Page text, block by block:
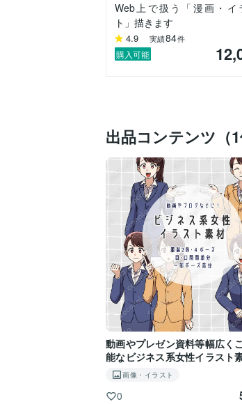
Web上で扱う「漫画・イ
ト」描きます
4.9 実績84件
購入可能
出品コンテンツ（1
動画やプレゼン資料等幅広く
能なビジネス系女性イラスト
画像・イラスト
0